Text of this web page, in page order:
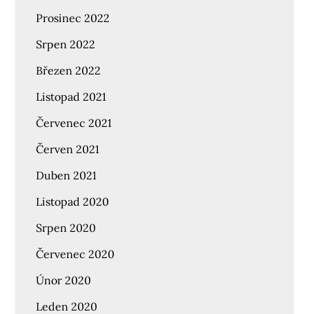
Prosinec 2022
Srpen 2022
Březen 2022
Listopad 2021
Červenec 2021
Červen 2021
Duben 2021
Listopad 2020
Srpen 2020
Červenec 2020
Únor 2020
Leden 2020